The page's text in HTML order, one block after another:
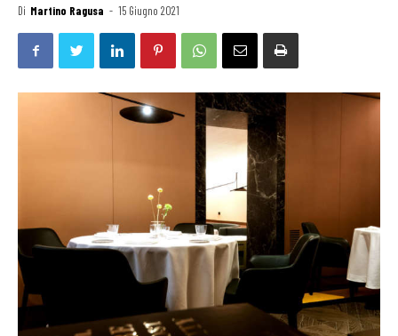
Di Martino Ragusa - 15 Giugno 2021